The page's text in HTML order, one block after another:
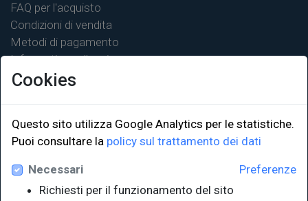
FAQ per l'acquisto
Condizioni di vendita
Metodi di pagamento
Informativa sulla privacy
LINK ISTITUZIONALI
Università degli Studi di Trieste
Sistema Bibliotecario di Ateneo
Cookies
Questo sito utilizza Google Analytics per le statistiche.
Puoi consultare la policy sul trattamento dei dati
Preferenze
Necessari
Richiesti per il funzionamento del sito